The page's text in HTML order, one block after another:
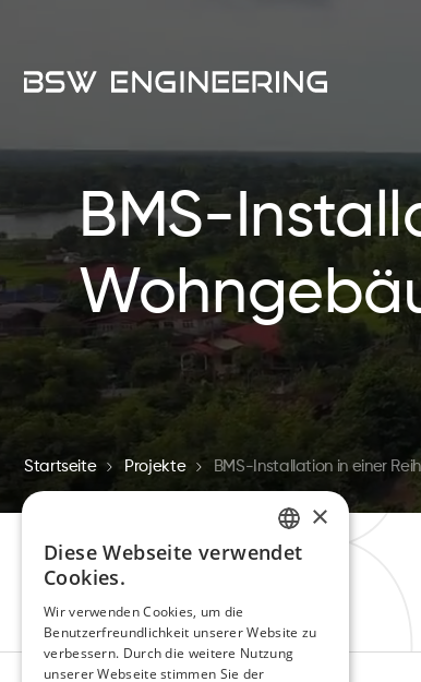
BMS-
Startseite Projekte BMS-Installation in einer
Schweden
ENGLISH
PL
×
Diese Webseite verwendet
Cookies.
Wir verwenden Cookies, um die
Benutzerfreundlichkeit unserer Website zu
verbessern. Durch die weitere Nutzung
unserer Webseite stimmen Sie der